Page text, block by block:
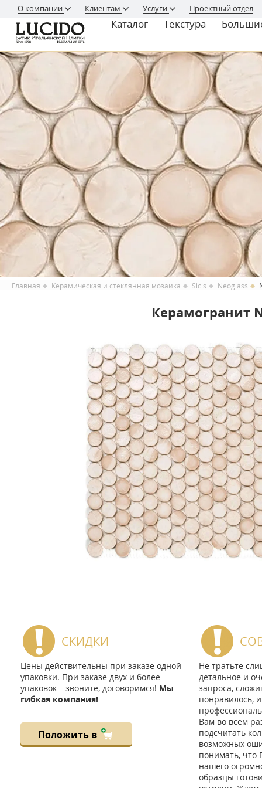
О компании Клиентам Услуги Проектный отдел
Каталог Текстура
Главная Керамическая и стеклянная мозаика Sicis Neoglass
Керамогранит
СКИДКИ
Цены действительны при заказе одной
упаковки. При заказе двух и более
упаковок – звоните, договоримся! Мы
гибкая компания!
Положить в
Не тратьте
детальное и
запроса,
понравилось,
Вам во всем
подсчитать
возможных
понимать, что
нашего
образцы